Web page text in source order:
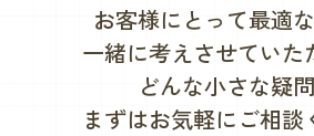
お客様にとって最適な
一緒に考えさせていた
どんな小さな疑
まずはお気軽にご相談